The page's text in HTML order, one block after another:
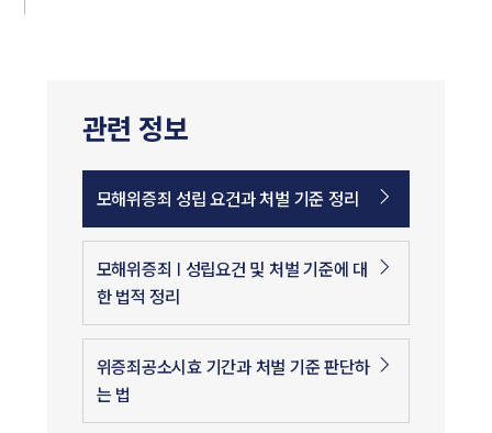
관련 정보
모해위증죄 성립 요건과 처벌 기준 정리
모해위증죄 | 성립요건 및 처벌 기준에 대
한 법적 정리
위증죄공소시효 기간과 처벌 기준 판단하
는 법